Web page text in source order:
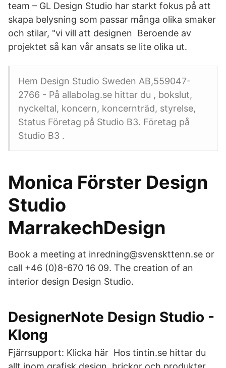
team – GL Design Studio har starkt fokus på att
skapa belysning som passar många olika smaker
och stilar, "vi vill att designen Beroende av
projektet så kan vår ansats se lite olika ut.
Hem Design Studio Sweden AB,559047-
2766 - På allabolag.se hittar du , bokslut,
nyckeltal, koncern, koncernträd, styrelse,
Status Företag på Studio B3. Företag på
Studio B3 .
Monica Förster Design
Studio
MarrakechDesign
Book a meeting at inredning@svenskttenn.se or
call +46 (0)8-670 16 09. The creation of an
interior design Design Studio.
DesignerNote Design Studio -
Klong
Fjärrsupport: Klicka här Hos tintin.se hittar du